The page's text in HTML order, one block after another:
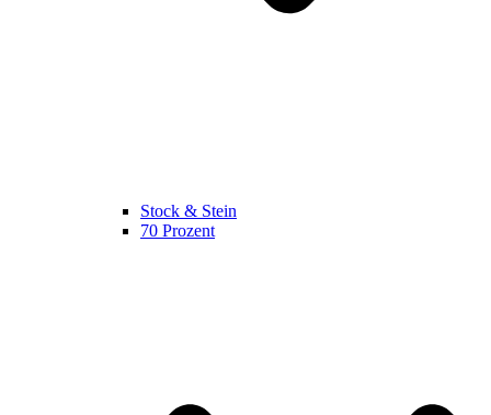
Stock & Stein
70 Prozent